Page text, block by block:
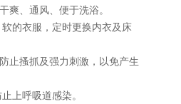
、通风、便于洗浴。
衣服，定时更换内衣及床
搔抓及强力刺激，以免产生
呼吸道感染。